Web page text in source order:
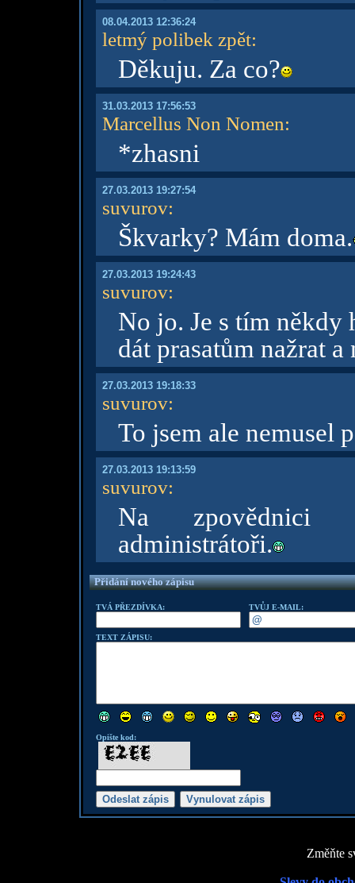
08.04.2013 12:36:24
letmý polibek zpět:
Děkuju. Za co?
31.03.2013 17:56:53
Marcellus Non Nomen:
*zhasni
27.03.2013 19:27:54
suvurov:
Škvarky? Mám doma.
27.03.2013 19:24:43
suvurov:
No jo. Je s tím někdy
dát prasatům nažrat
27.03.2013 19:18:33
suvurov:
To jsem ale nemusel
27.03.2013 19:13:59
suvurov:
Na zpovědnici
administrátoři.
Přidání nového zápisu
TVÁ PŘEZDÍVKA: TVŮJ E-MAIL:
TEXT ZÁPISU:
Opište kod:
Změňte